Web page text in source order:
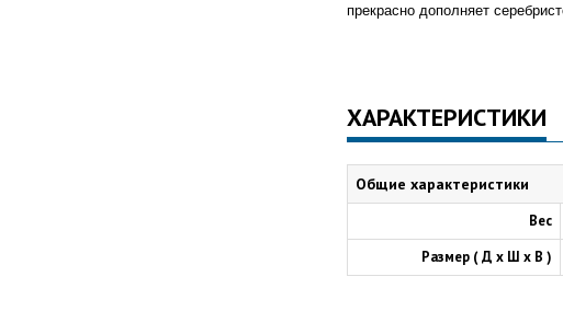
прекрасно дополняет
ХАРАКТЕРИСТИКИ
Общие характеристики
Вес
Размер ( Д х Ш х В )